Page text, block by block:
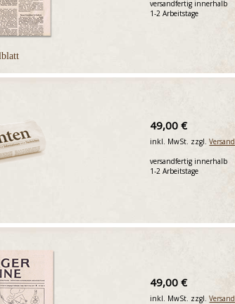
versandfertig innerhalb
1-2 Arbeitstage
49,00 €
inkl. MwSt. zzgl.Versand
versandfertig innerhalb
1-2 Arbeitstage
49,00 €
inkl. MwSt. zzgl.Versand